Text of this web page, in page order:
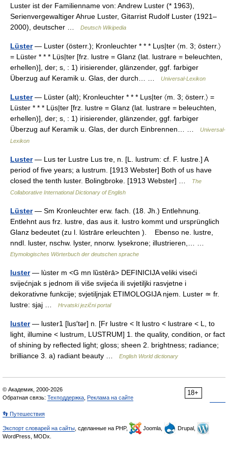
Luster ist der Familienname von: Andrew Luster (* 1963),
Serienvergewaltiger Ahrue Luster, Gitarrist Rudolf Luster (1921–
2000), deutscher …
Deutsch Wikipedia
Lüster— Luster (österr.); Kronleuchter * * * Lụs|ter 〈m. 3; österr.〉
= Lüster * * * Lụ̈s|ter [frz. lustre = Glanz (lat. lustrare = beleuchten,
erhellen)], der; s, : 1) irisierender, glänzender, ggf. farbiger
Überzug auf Keramik u. Glas, der durch… …
Universal-Lexikon
Luster— Lüster (alt); Kronleuchter * * * Lụs|ter 〈m. 3; österr.〉 =
Lüster * * * Lụ̈s|ter [frz. lustre = Glanz (lat. lustrare = beleuchten,
erhellen)], der; s, : 1) irisierender, glänzender, ggf. farbiger
Überzug auf Keramik u. Glas, der durch Einbrennen… …
Universal-
Lexikon
Luster— Lus ter Lustre Lus tre, n. [L. lustrum: cf. F. lustre.] A
period of five years; a lustrum. [1913 Webster] Both of us have
closed the tenth luster. Bolingbroke. [1913 Webster] …
The
Collaborative International Dictionary of English
Lüster— Sm Kronleuchter erw. fach. (18. Jh.) Entlehnung.
Entlehnt aus frz. lustre, das aus it. lustro kommt und ursprünglich
Glanz bedeutet (zu l. lūstrāre erleuchten ). Ebenso ne. lustre,
nndl. luster, nschw. lyster, nnorw. lysekrone; illustrieren,… …
Etymologisches Wörterbuch der deutschen sprache
luster— lùster m <G mn lȕstērā> DEFINICIJA veliki viseći
svijećnjak s jednom ili više svijeća ili svjetiljki rasvjetne i
dekorativne funkcije; svjetiljnjak ETIMOLOGIJA njem. Luster ≃ fr.
lustre: sjaj …
Hrvatski jezični portal
luster— luster1 [lus′tər] n. [Fr lustre < It lustro < lustrare < L, to
light, illumine < lustrum, LUSTRUM] 1. the quality, condition, or fact
of shining by reflected light; gloss; sheen 2. brightness; radiance;
brilliance 3. a) radiant beauty …
English World dictionary
18+
© Академик, 2000-2026
Обратная связь: Техподдержка Реклама на сайте
👣 Путешествия
Экспорт словарей на сайты , сделанные на PHP, Joomla,
Drupal,
WordPress, MODx.